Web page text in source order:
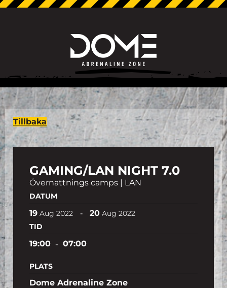
Tillbaka
GAMING/LAN NIGHT 7.0
Övernattnings camps | LAN
DATUM
19 Aug 2022 - 20 Aug 2022
TID
19:00 - 07:00
PLATS
Dome Adrenaline Zone